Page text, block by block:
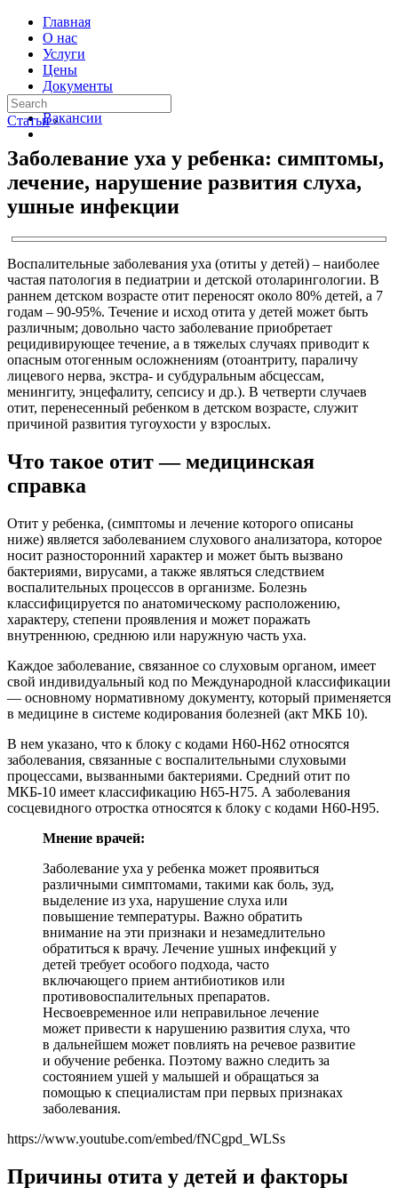
Главная
О нас
Услуги
Цены
Документы
Контакты
Вакансии
Статьи ›
Заболевание уха у ребенка: симптомы,
лечение, нарушение развития слуха,
ушные инфекции
Воспалительные заболевания уха (отиты у детей) – наиболее
частая патология в педиатрии и детской отоларингологии. В
раннем детском возрасте отит переносят около 80% детей, а 7
годам – 90-95%. Течение и исход отита у детей может быть
различным; довольно часто заболевание приобретает
рецидивирующее течение, а в тяжелых случаях приводит к
опасным отогенным осложнениям (отоантриту, параличу
лицевого нерва, экстра- и субдуральным абсцессам,
менингиту, энцефалиту, сепсису и др.). В четверти случаев
отит, перенесенный ребенком в детском возрасте, служит
причиной развития тугоухости у взрослых.
Что такое отит — медицинская
справка
Отит у ребенка, (симптомы и лечение которого описаны
ниже) является заболеванием слухового анализатора, которое
носит разносторонний характер и может быть вызвано
бактериями, вирусами, а также являться следствием
воспалительных процессов в организме. Болезнь
классифицируется по анатомическому расположению,
характеру, степени проявления и может поражать
внутреннюю, среднюю или наружную часть уха.
Каждое заболевание, связанное со слуховым органом, имеет
свой индивидуальный код по Международной классификации
— основному нормативному документу, который применяется
в медицине в системе кодирования болезней (акт МКБ 10).
В нем указано, что к блоку с кодами Н60-Н62 относятся
заболевания, связанные с воспалительными слуховыми
процессами, вызванными бактериями. Средний отит по
МКБ-10 имеет классификацию Н65-Н75. А заболевания
сосцевидного отростка относятся к блоку с кодами Н60-Н95.
Мнение врачей:
Заболевание уха у ребенка может проявиться
различными симптомами, такими как боль, зуд,
выделение из уха, нарушение слуха или
повышение температуры. Важно обратить
внимание на эти признаки и незамедлительно
обратиться к врачу. Лечение ушных инфекций у
детей требует особого подхода, часто
включающего прием антибиотиков или
противовоспалительных препаратов.
Несвоевременное или неправильное лечение
может привести к нарушению развития слуха, что
в дальнейшем может повлиять на речевое развитие
и обучение ребенка. Поэтому важно следить за
состоянием ушей у малышей и обращаться за
помощью к специалистам при первых признаках
заболевания.
https://www.youtube.com/embed/fNCgpd_WLSs
Причины отита у детей и факторы